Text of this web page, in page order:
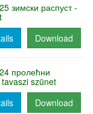
зимски распуст -
Download
пролећни
szünet
Download